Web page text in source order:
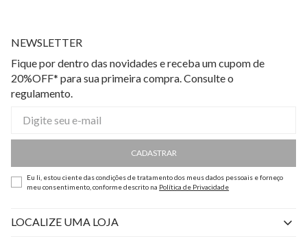
NEWSLETTER
Fique por dentro das novidades e receba um cupom de
20%OFF* para sua primeira compra. Consulte o
regulamento.
CADASTRAR
Eu li, estou ciente das condições de tratamento dos meus dados pessoais e forneço
meu consentimento, conforme descrito na Política de Privacidade
LOCALIZE UMA LOJA